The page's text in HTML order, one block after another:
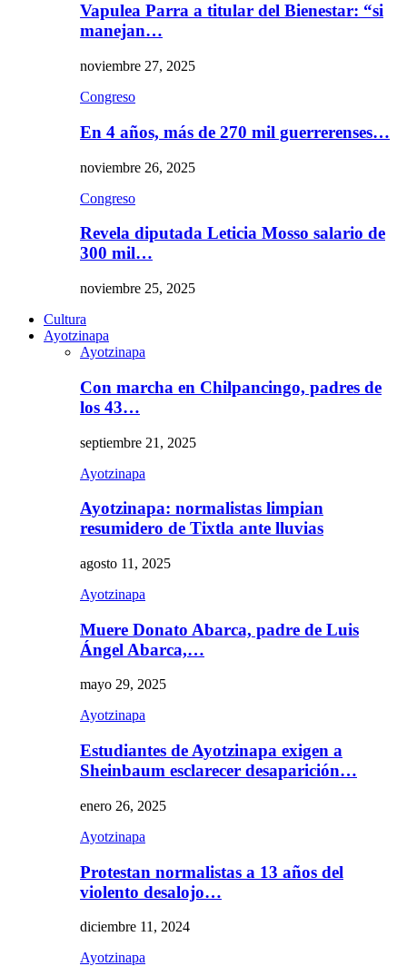
Vapulea Parra a titular del Bienestar: “si
manejan…
noviembre 27, 2025
Congreso
En 4 años, más de 270 mil guerrerenses…
noviembre 26, 2025
Congreso
Revela diputada Leticia Mosso salario de
300 mil…
noviembre 25, 2025
Cultura
Ayotzinapa
Ayotzinapa
Con marcha en Chilpancingo, padres de
los 43…
septiembre 21, 2025
Ayotzinapa
Ayotzinapa: normalistas limpian
resumidero de Tixtla ante lluvias
agosto 11, 2025
Ayotzinapa
Muere Donato Abarca, padre de Luis
Ángel Abarca,…
mayo 29, 2025
Ayotzinapa
Estudiantes de Ayotzinapa exigen a
Sheinbaum esclarecer desaparición…
enero 26, 2025
Ayotzinapa
Protestan normalistas a 13 años del
violento desalojo…
diciembre 11, 2024
Ayotzinapa